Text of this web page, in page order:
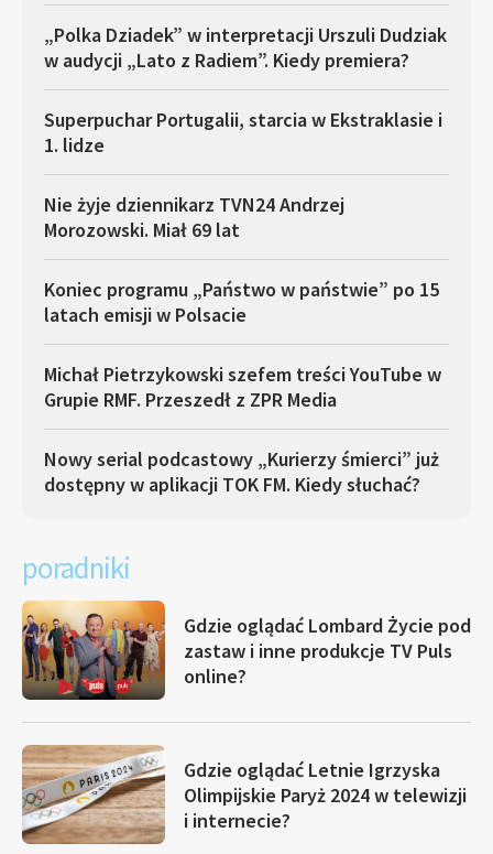
„Polka Dziadek” w interpretacji Urszuli Dudziak
w audycji „Lato z Radiem”. Kiedy premiera?
Superpuchar Portugalii, starcia w Ekstraklasie i
1. lidze
Nie żyje dziennikarz TVN24 Andrzej
Morozowski. Miał 69 lat
Koniec programu „Państwo w państwie” po 15
latach emisji w Polsacie
Michał Pietrzykowski szefem treści YouTube w
Grupie RMF. Przeszedł z ZPR Media
Nowy serial podcastowy „Kurierzy śmierci” już
dostępny w aplikacji TOK FM. Kiedy słuchać?
poradniki
Gdzie oglądać Lombard Życie pod
zastaw i inne produkcje TV Puls
online?
Gdzie oglądać Letnie Igrzyska
Olimpijskie Paryż 2024 w telewizji
i internecie?